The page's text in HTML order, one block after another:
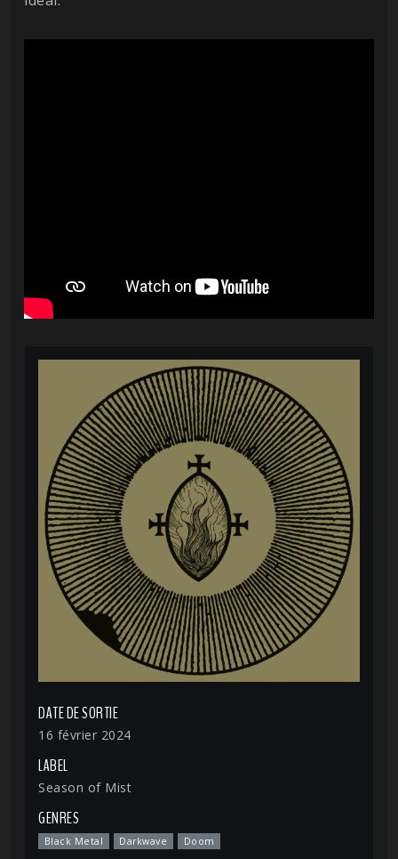
DATE DE SORTIE
16 février 2024
LABEL
Season of Mist
GENRES
Black Metal Darkwave Doom